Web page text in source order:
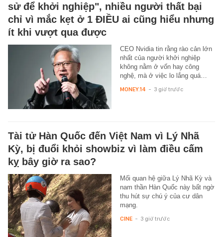
sử để khởi nghiệp", nhiều người thất bại
chỉ vì mắc kẹt ở 1 ĐIỀU ai cũng hiểu nhưng
ít khi vượt qua được
CEO Nvidia tin rằng rào cản lớn
nhất của người khởi nghiệp
không nằm ở vốn hay công
nghệ, mà ở việc lo lắng quá…
MONEY.14 - 3 giờ trước
Tài tử Hàn Quốc đến Việt Nam vì Lý Nhã
Kỳ, bị đuổi khỏi showbiz vì làm điều cấm
kỵ bây giờ ra sao?
Mối quan hệ giữa Lý Nhã Kỳ và
nam thần Hàn Quốc này bất ngờ
thu hút sự chú ý của cư dân
mạng.
CINE - 3 giờ trước